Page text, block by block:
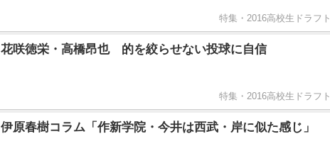
特集・2016高校生ドラフト
花咲徳栄・高橋昂也 的を絞らせない投球に自信
特集・2016高校生ドラフト
伊原春樹コラム「作新学院・今井は西武・岸に似た感じ」